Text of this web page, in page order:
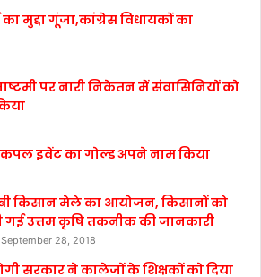
मुद्दा गूंजा,कांग्रेस विधायकों का
पर नारी निकेतन में संवासिनियों को
इवेंट का गोल्ड अपने नाम किया
किसान मेले का आयोजन, किसानों को
गई उत्तम कृषि तकनीक की जानकारी
September 28, 2018
सरकार ने कालेजों के शिक्षकों को दिया